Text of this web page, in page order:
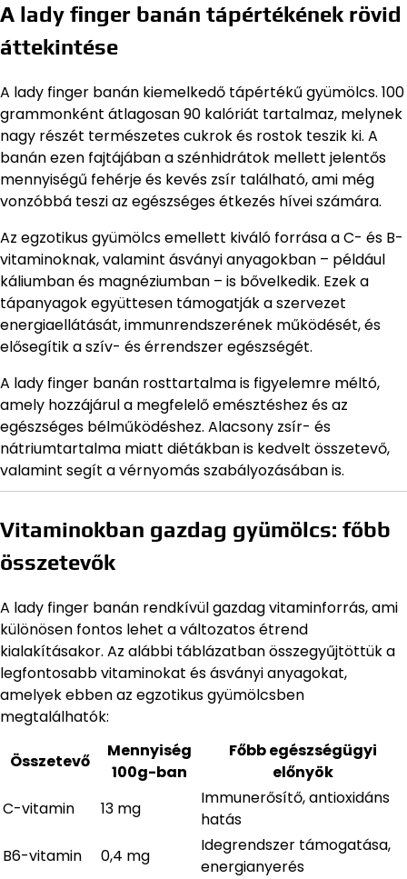
A lady finger banán tápértékének rövid
áttekintése
A lady finger banán kiemelkedő tápértékű gyümölcs. 100
grammonként átlagosan 90 kalóriát tartalmaz, melynek
nagy részét természetes cukrok és rostok teszik ki. A
banán ezen fajtájában a szénhidrátok mellett jelentős
mennyiségű fehérje és kevés zsír található, ami még
vonzóbbá teszi az egészséges étkezés hívei számára.
Az egzotikus gyümölcs emellett kiváló forrása a C- és B-
vitaminoknak, valamint ásványi anyagokban – például
káliumban és magnéziumban – is bővelkedik. Ezek a
tápanyagok együttesen támogatják a szervezet
energiaellátását, immunrendszerének működését, és
elősegítik a szív- és érrendszer egészségét.
A lady finger banán rosttartalma is figyelemre méltó,
amely hozzájárul a megfelelő emésztéshez és az
egészséges bélműködéshez. Alacsony zsír- és
nátriumtartalma miatt diétákban is kedvelt összetevő,
valamint segít a vérnyomás szabályozásában is.
Vitaminokban gazdag gyümölcs: főbb
összetevők
A lady finger banán rendkívül gazdag vitaminforrás, ami
különösen fontos lehet a változatos étrend
kialakításakor. Az alábbi táblázatban összegyűjtöttük a
legfontosabb vitaminokat és ásványi anyagokat,
amelyek ebben az egzotikus gyümölcsben
megtalálhatók:
Összetevő
Mennyiség
100g-ban
Főbb egészségügyi
előnyök
C-vitamin
13 mg
Immunerősítő, antioxidáns
hatás
B6-vitamin
0,4 mg
Idegrendszer támogatása,
energianyerés